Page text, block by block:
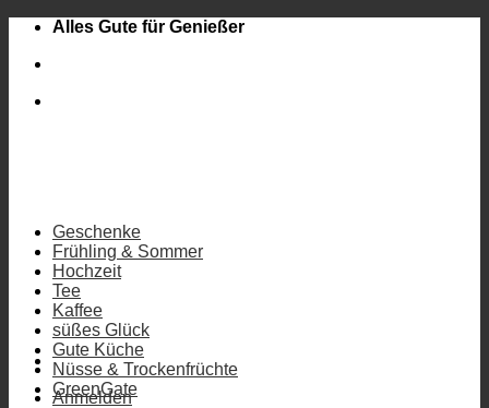
Zum
springen
Alles Gute für Genießer
Anmelden
Geschenke
Frühling & Sommer
Hochzeit
Tee
Kaffee
süßes Glück
Gute Küche
Nüsse & Trockenfrüchte
GreenGate